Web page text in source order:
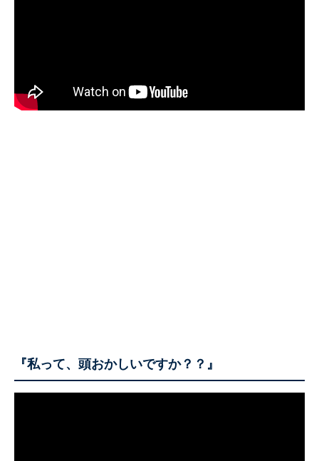
『私って、頭おかしいですか？？』